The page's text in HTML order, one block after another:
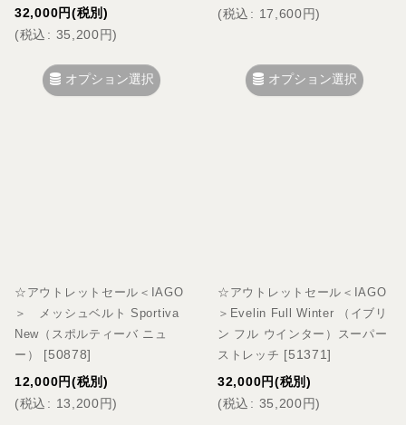
32,000円(税別)
(税込 : 35,200円)
オプション選択
(税込 : 17,600円)
オプション選択
☆アウトレットセール＜IAGO
＞ メッシュベルト Sportiva
New（スポルティーバ ニュ
ー）
[50878]
12,000円(税別)
(税込 : 13,200円)
☆アウトレットセール＜IAGO
＞Evelin Full Winter （イブリ
ン フル ウインター）スーパー
ストレッチ [51371]
32,000円(税別)
(税込 : 35,200円)